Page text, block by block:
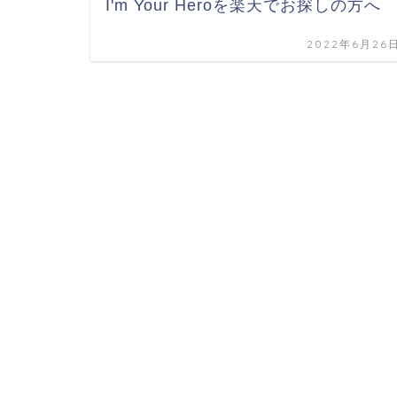
I'm Your Heroを楽天でお探しの方へ
2022年6月26